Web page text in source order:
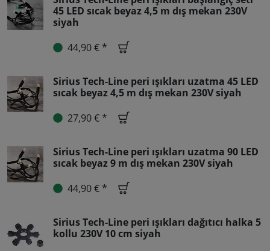
45 LED sıcak beyaz 4,5 m dış mekan 230V
siyah
44,90 € *
Sirius Tech-Line peri ışıkları uzatma 45 LED
sıcak beyaz 4,5 m dış mekan 230V siyah
27,90 € *
Sirius Tech-Line peri ışıkları uzatma 90 LED
sıcak beyaz 9 m dış mekan 230V siyah
44,90 € *
Sirius Tech-Line peri ışıkları dağıtıcı halka 5
kollu 230V 10 cm siyah